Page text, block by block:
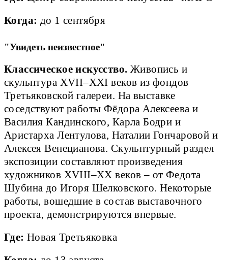
Когда: до 1 сентября
"Увидеть неизвестное"
Классическое искусство. Живопись и
скульптура XVII–XXI веков из фондов
Третьяковской галереи. На выставке
соседствуют работы Фёдора Алексеева и
Василия Кандинского, Карла Бодри и
Аристарха Лентулова, Наталии Гончаровой и
Алексея Венецианова. Скульптурный раздел
экспозиции составляют произведения
художников ХVIII–ХХ веков – от Федота
Шубина до Игоря Шелковского. Некоторые
работы, вошедшие в состав выставочного
проекта, демонстрируются впервые.
Где:Новая Третьяковка